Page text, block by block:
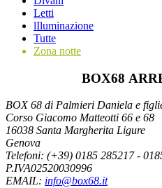
Letti
lIluminazione
Tutte
Zona notte
BOX68
BOX 68 di Palmieri Daniela e
Corso Giacomo Matteotti 66 e 68
16038 Santa Margherita Ligure
Genova
Telefoni: (+39) 0185 285217 -
P.IVA02520030996
EMAIL: info@box68.it